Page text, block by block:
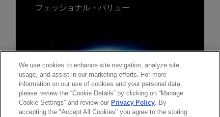
フェッショナル・バリュー
We use cookies to enhance site navigation, analyze site
usage, and assist in our marketing efforts. For more
information on our use of cookies and your personal data,
please review the “Cookie Details” by clicking on “Manage
Cookie Settings” and review our Privacy Policy. By
accepting the "Accept All Cookies" you agree to the storing